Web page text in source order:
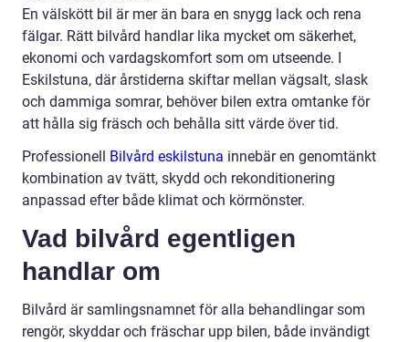
En välskött bil är mer än bara en snygg lack och rena
fälgar. Rätt bilvård handlar lika mycket om säkerhet,
ekonomi och vardagskomfort som om utseende. I
Eskilstuna, där årstiderna skiftar mellan vägsalt, slask
och dammiga somrar, behöver bilen extra omtanke för
att hålla sig fräsch och behålla sitt värde över tid.
Professionell
Bilvård eskilstuna innebär en genomtänkt
kombination av tvätt, skydd och rekonditionering
anpassad efter både klimat och körmönster.
Vad bilvård egentligen
handlar om
Bilvård är samlingsnamnet för alla behandlingar som
rengör, skyddar och fräschar upp bilen, både invändigt